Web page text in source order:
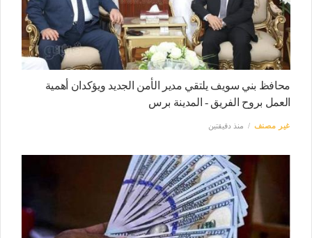
محافظ بني سويف يلتقي مدير الأمن الجديد ويؤكدان أهمية
العمل بروح الفريق - المدينة برس
غير مصنف منذ دقيقتين